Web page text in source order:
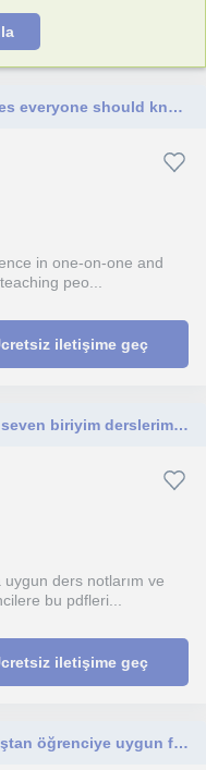
An enthusiastic teacher who believes everyone should know atleast 2 languages in World. A linguist.
in one-on-one and
peo...
iletişime geç
Öğrenmeye açık herkese öğretmeyi seven biriyim derslerimi c1 seviyesine kadar herkese verebilirim
uygun ders notlarım ve
bu pdfleri...
iletişime geç
İlkokul-ortaokul-lise seviyesinde yaştan öğrenciye uygun fiyata İngilizce dersi